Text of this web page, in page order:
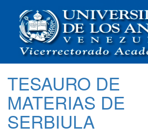
TESAURO DE
MATERIAS DE
SERBIULA